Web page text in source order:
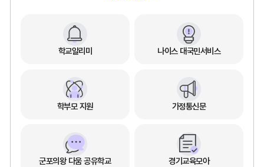
학교알리미 나이스 대국민서비스
학부모 지원 가정통신문
군포의왕 다움 공유학교 경기교육모아